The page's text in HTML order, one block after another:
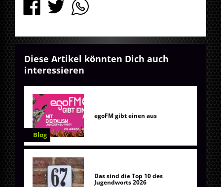
Diese Artikel könnten Dich auch
interessieren
Blog
egoFM gibt einen aus
Das sind die Top 10 des
Jugendworts 2026